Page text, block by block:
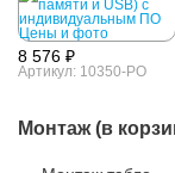
8 576 ₽
Артикул: 10350-PO
Монтаж (в